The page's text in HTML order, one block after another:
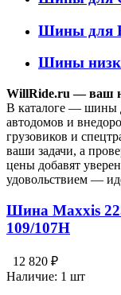
Шины для
Шины
WillRide.ru — ваш
В каталоге — шины
автодомов и
грузовиков и
ваши задачи, а
цены добавят
удовольствием —
Шина Maxxis
109/107H
12 820 ₽
Наличие: 1 шт